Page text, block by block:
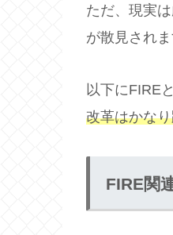
ただ、現実
が散見され
以下にFIRE
改革はかな
FIRE関